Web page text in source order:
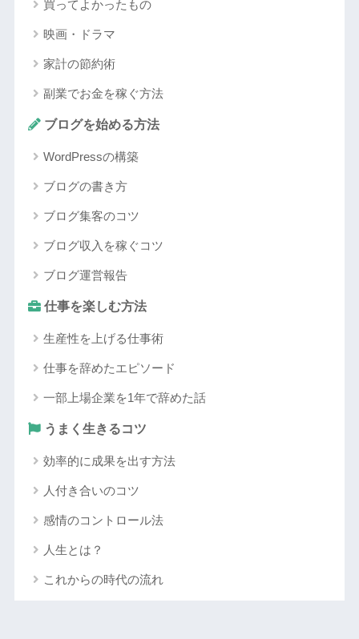
買ってよかったもの
映画・ドラマ
家計の節約術
副業でお金を稼ぐ方法
ブログを始める方法
WordPressの構築
ブログの書き方
ブログ集客のコツ
ブログ収入を稼ぐコツ
ブログ運営報告
仕事を楽しむ方法
生産性を上げる仕事術
仕事を辞めたエピソード
一部上場企業を1年で辞めた話
うまく生きるコツ
効率的に成果を出す方法
人付き合いのコツ
感情のコントロール法
人生とは？
これからの時代の流れ